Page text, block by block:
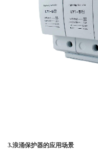
3.浪涌保护器的应用场景